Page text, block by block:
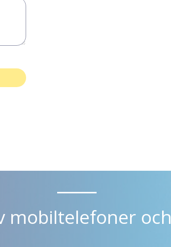
mobiltelefoner